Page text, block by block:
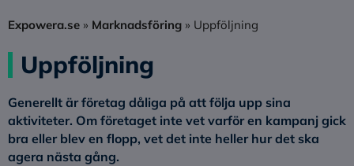
Expowera.se » Marknadsföring » Uppföljning
Uppföljning
Generellt är företag dåliga på att följa upp sina
aktiviteter. Om företaget inte vet varför en kampanj gick
bra eller blev en flopp, vet det inte heller hur det ska
agera nästa gång.